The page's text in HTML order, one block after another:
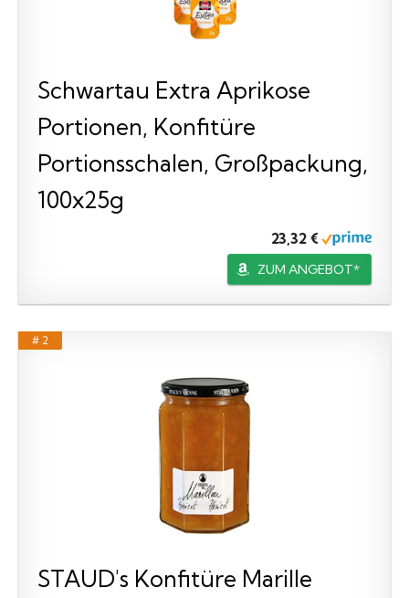
Schwartau Extra Aprikose
Portionen, Konfitüre
Portionsschalen, Großpackung,
100x25g
23,32 €
ZUM ANGEBOT*
# 2
STAUD's Konfitüre Marille